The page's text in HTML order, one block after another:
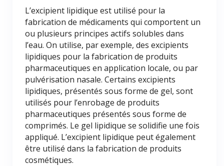
L’excipient lipidique est utilisé pour la
fabrication de médicaments qui comportent un
ou plusieurs principes actifs solubles dans
l’eau. On utilise, par exemple, des excipients
lipidiques pour la fabrication de produits
pharmaceutiques en application locale, ou par
pulvérisation nasale. Certains excipients
lipidiques, présentés sous forme de gel, sont
utilisés pour l’enrobage de produits
pharmaceutiques présentés sous forme de
comprimés. Le gel lipidique se solidifie une fois
appliqué. L’excipient lipidique peut également
être utilisé dans la fabrication de produits
cosmétiques.